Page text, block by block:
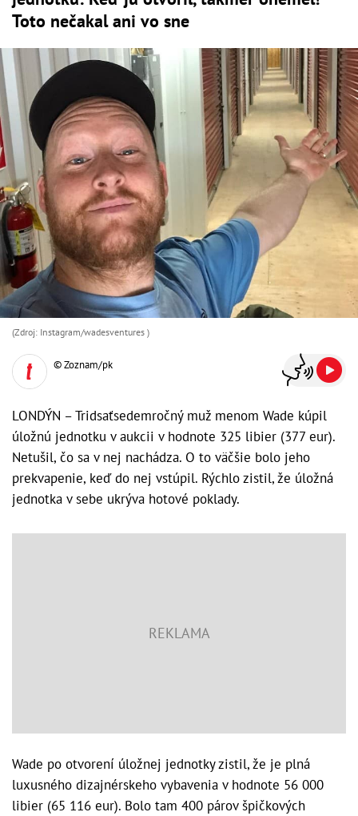
Toto nečakal ani vo sne
(Zdroj: Instagram/wadesventures )
© Zoznam/pk
LONDÝN – Tridsaťsedemročný muž menom Wade kúpil
úložnú jednotku v aukcii v hodnote 325 libier (377 eur).
Netušil, čo sa v nej nachádza. O to väčšie bolo jeho
prekvapenie, keď do nej vstúpil. Rýchlo zistil, že úložná
jednotka v sebe ukrýva hotové poklady.
Wade po otvorení úložnej jednotky zistil, že je plná
luxusného dizajnérskeho vybavenia v hodnote 56 000
libier (65 116 eur). Bolo tam 400 párov špičkových